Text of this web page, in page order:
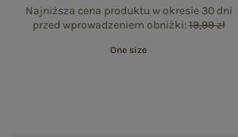
Najniższa cena produktu w okresie 30 dni
przed wprowadzeniem obniżki:19,99 zł
One size